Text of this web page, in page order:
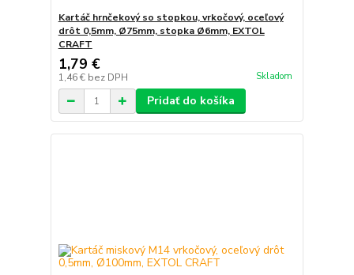
Kartáč hrnčekový so stopkou, vrkočový, oceľový
drôt 0,5mm, Ø75mm, stopka Ø6mm, EXTOL
CRAFT
1,79 €
1,46 € bez DPH Skladom
Pridať do košíka